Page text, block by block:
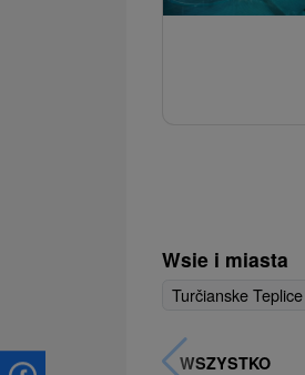
Wsie i miasta
Turčianske Teplice
WSZYSTKO